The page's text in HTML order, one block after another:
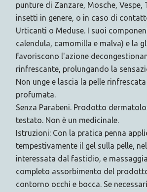
punture di Zanzare, Mosche, Vespe,
insetti in genere, o in caso di
Urticanti o Meduse. I suoi
calendula, camomilla e malva) e la
favoriscono l'azione
rinfrescante, prolungando la
Non unge e lascia la pelle
profumata.
Senza Parabeni. Prodotto
testato. Non è un medicinale.
Istruzioni: Con la pratica penna
tempestivamente il gel sulla pelle,
interessata dal fastidio, e
completo assorbimento del
contorno occhi e bocca. Se